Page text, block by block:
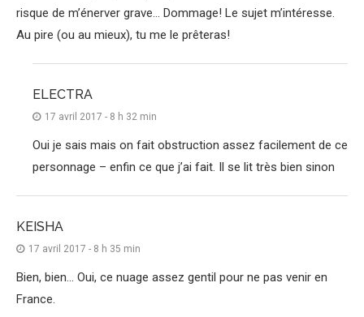
risque de m’énerver grave… Dommage! Le sujet m’intéresse.
Au pire (ou au mieux), tu me le prêteras!
ELECTRA
17 avril 2017 - 8 h 32 min
Oui je sais mais on fait obstruction assez facilement de ce
personnage – enfin ce que j’ai fait. Il se lit très bien sinon
KEISHA
17 avril 2017 - 8 h 35 min
Bien, bien… Oui, ce nuage assez gentil pour ne pas venir en
France.